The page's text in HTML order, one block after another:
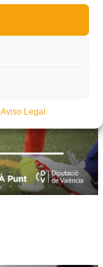
Aviso Legal